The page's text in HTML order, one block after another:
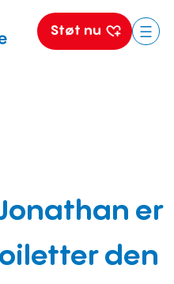
Støt nu
er
den